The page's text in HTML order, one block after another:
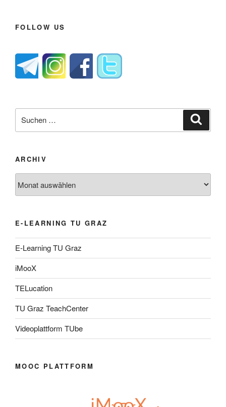
FOLLOW US
nach:
ARCHIV
E-LEARNING TU GRAZ
E-Learning TU Graz
iMooX
TELucation
TU Graz TeachCenter
Videoplattform TUbe
MOOC PLATTFORM